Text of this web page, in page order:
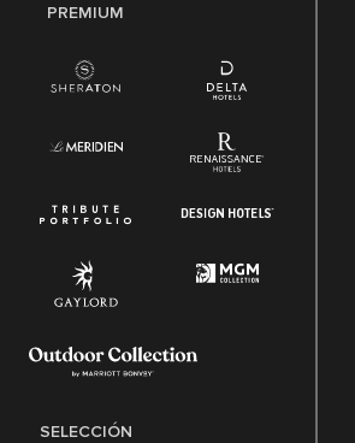
PREMIUM
SELECCIÓN